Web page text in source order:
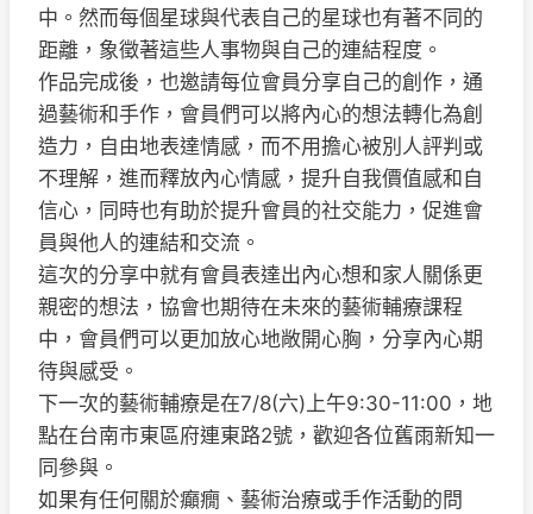
中。然而每個星球與代表自己的星球也有著不同的
距離，象徵著這些人事物與自己的連結程度。
作品完成後，也邀請每位會員分享自己的創作，通
過藝術和手作，會員們可以將內心的想法轉化為創
造力，自由地表達情感，而不用擔心被別人評判或
不理解，進而釋放內心情感，提升自我價值感和自
信心，同時也有助於提升會員的社交能力，促進會
員與他人的連結和交流。
這次的分享中就有會員表達出內心想和家人關係更
親密的想法，協會也期待在未來的藝術輔療課程
中，會員們可以更加放心地敞開心胸，分享內心期
待與感受。
下一次的藝術輔療是在7/8(六)上午9:30-11:00，地
點在台南市東區府連東路2號，歡迎各位舊雨新知一
同參與。
如果有任何關於癲癇、藝術治療或手作活動的問